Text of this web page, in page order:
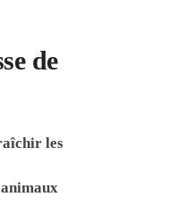
de
les